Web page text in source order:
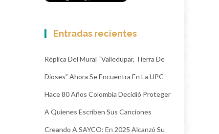
Entradas recientes
Réplica Del Mural “Valledupar, Tierra De
Dioses” Ahora Se Encuentra En La UPC
Hace 80 Años Colombia Decidió Proteger
A Quienes Escriben Sus Canciones
Creando A SAYCO: En 2025 Alcanzó Su